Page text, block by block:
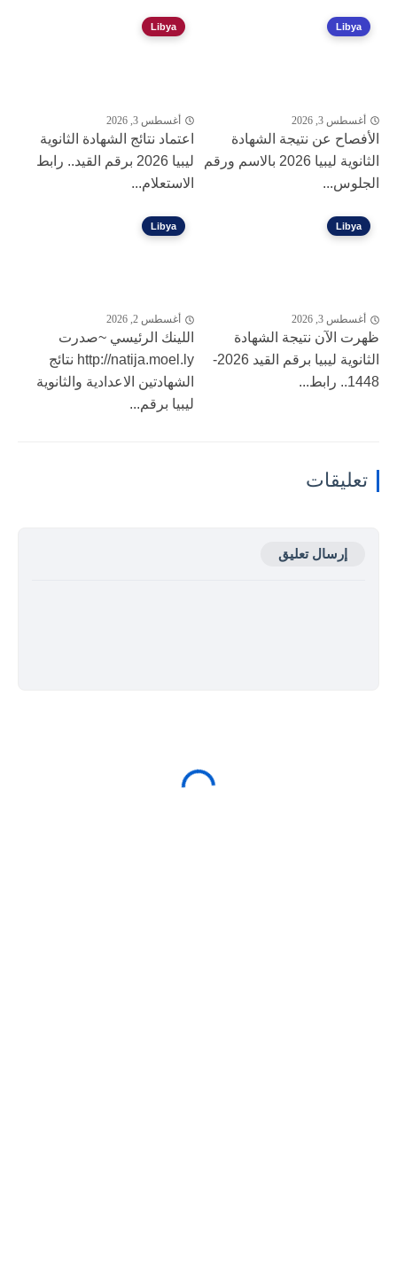
Libya
أغسطس 3, 2026
الأفصاح عن نتيجة الشهادة
الثانوية ليبيا 2026 بالاسم ورقم
الجلوس...
Libya
أغسطس 3, 2026
اعتماد نتائج الشهادة الثانوية
ليبيا 2026 برقم القيد.. رابط
الاستعلام...
Libya
أغسطس 3, 2026
ظهرت الآن نتيجة الشهادة
الثانوية ليبيا برقم القيد 2026-
1448.. رابط...
Libya
أغسطس 2, 2026
اللينك الرئيسي ~صدرت
http://natija.moel.ly نتائج
الشهادتين الاعدادية والثانوية
ليبيا برقم...
تعليقات
إرسال تعليق